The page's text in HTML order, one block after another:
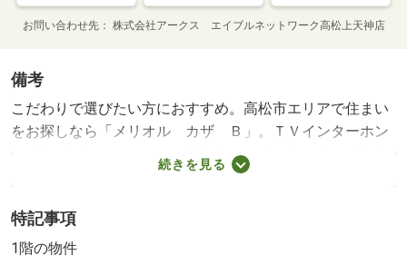
お問い合わせ先 株式会社アークス エイブルネットワーク高松上天神店
備考
こだわりで選びたい方におすすめ。高松市エリアで住まい
をお探しなら「メリオル カザ Ｂ」。ＴＶインターホン
で来客時に顔が見えます。室内設備は洗面所独立・浴室乾
燥機など充実した設備を備え付けています。駐輪場が付い
鍵セット費：３，３００円 更新料：無し 保証会社：利
用必須 ハウスリーブ株式会社 契約時保証委託料：２．
続きを見る
特記事項
1階の物件